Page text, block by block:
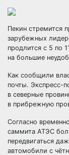
Пекин стремится
зарубежных
продлится с 5 по
на большие
Как сообщили
почты. Экспресс-
в северные
в прибрежную
Согласно
саммита АТЭС
передвигаться
автомобили с